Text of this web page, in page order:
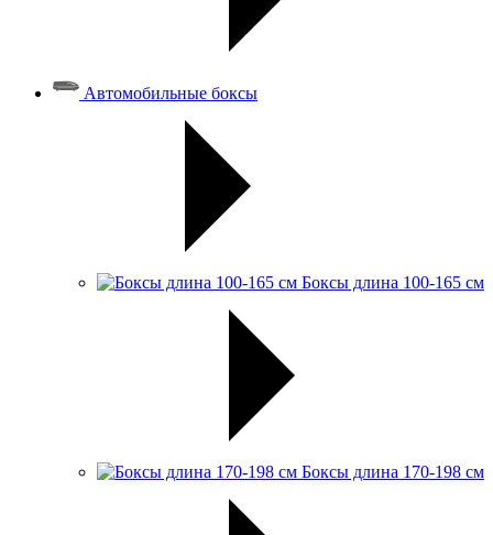
Автомобильные боксы
Боксы длина 100-165 см
Боксы длина 170-198 см